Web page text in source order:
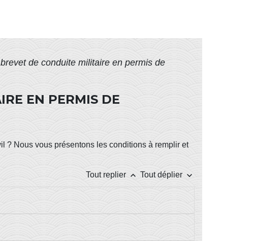
de conduite militaire en permis de
EN PERMIS DE
? Nous vous présentons les conditions à remplir et
Tout replier keyboard_arrow_up Tout déplier keyboard_arrow_down